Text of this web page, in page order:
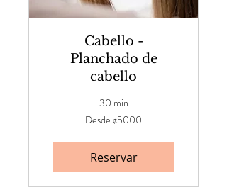
Cabello -
Planchado de
cabello
30 min
Desde ¢5000
Reservar